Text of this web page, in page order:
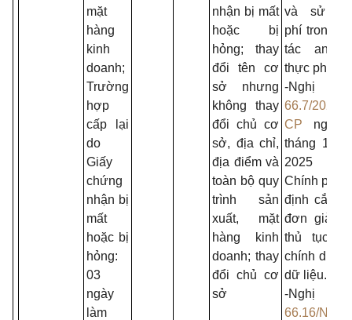
mặt
hàng
kinh
doanh;
Trường
hợp
cấp lại
do
Giấy
chứng
nhận bị
mất
hoặc bị
hỏng:
03
ngày
làm
nhận bị mất
hoặc bị
hỏng; thay
đổi tên cơ
sở nhưng
không thay
đổi chủ cơ
sở, địa chỉ,
địa điểm và
toàn bộ quy
trình sản
xuất, mặt
hàng kinh
doanh; thay
đổi chủ cơ
sở
và sử
phí trong
tác an
thực phẩm;
-Nghị
66.7/2025/
CP ngày
tháng 11
2025
Chính phủ
định cắt
đơn giản
thủ tục
chính dựa
dữ liệu.
-Nghị
66.16/NQ-